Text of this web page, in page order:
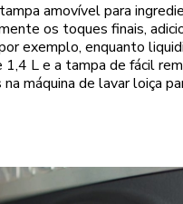
amovível para
os toques finais,
exemplo, enquanto
L e a tampa de fácil
máquina de lavar loiça